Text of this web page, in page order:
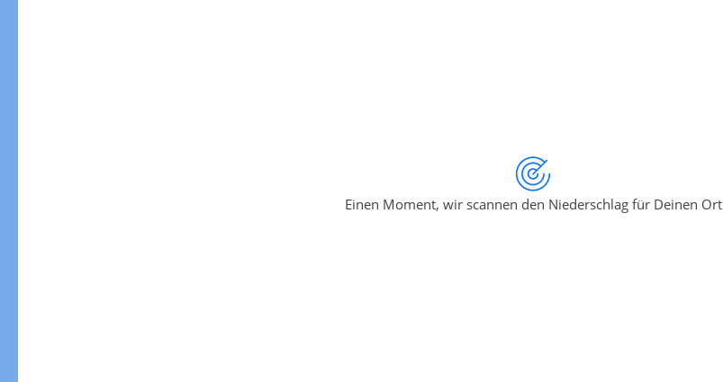
Einen Moment, wir scannen den Niederschlag für Deinen Ort